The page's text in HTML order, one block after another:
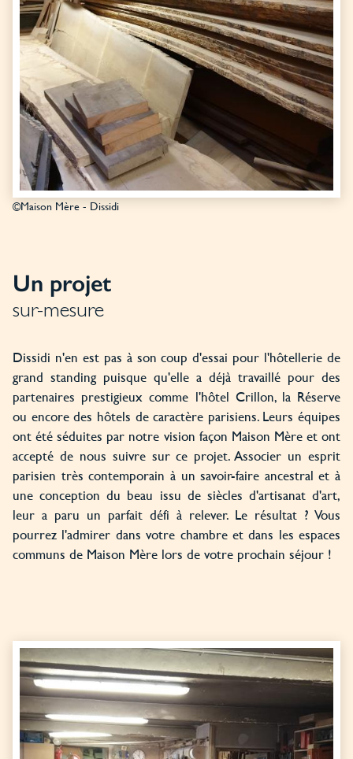
©Maison Mère - Dissidi
Un projet
sur-mesure
Dissidi n'en est pas à son coup d'essai pour l'hôtellerie de
grand standing puisque qu'elle a déjà travaillé pour des
partenaires prestigieux comme l'hôtel Crillon, la Réserve
ou encore des hôtels de caractère parisiens. Leurs équipes
ont été séduites par notre vision façon Maison Mère et ont
accepté de nous suivre sur ce projet. Associer un esprit
parisien très contemporain à un savoir-faire ancestral et à
une conception du beau issu de siècles d'artisanat d'art,
leur a paru un parfait défi à relever. Le résultat ? Vous
pourrez l'admirer dans votre chambre et dans les espaces
communs de Maison Mère lors de votre prochain séjour !